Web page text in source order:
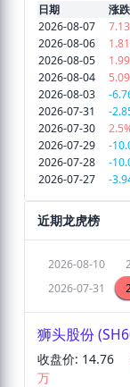
日期
涨
2026-08-07
2026-08-06
2026-08-05
2026-08-04
2026-08-03
-
2026-07-31
-
2026-07-30
2026-07-29
-
2026-07-28
-
2026-07-27
-
近期龙虎榜
2026-08-10
2026-07-31
狮头股份(
收盘价: 14.76
万